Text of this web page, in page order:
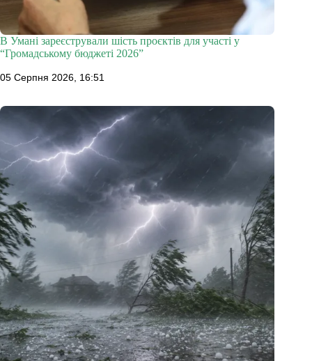
В Умані зареєстрували шість проєктів для участі у
“Громадському бюджеті 2026”
05 Серпня 2026, 16:51